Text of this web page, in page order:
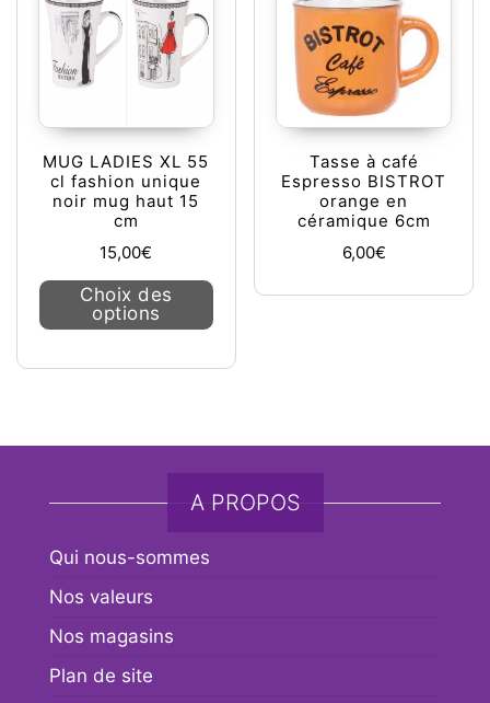
MUG LADIES XL 55
cl fashion unique
noir mug haut 15
cm
15,00€
Choix des
options
Ce produit a plusieurs variations.
Tasse à café
Espresso BISTROT
orange en
céramique 6cm
6,00€
A PROPOS
Qui nous-sommes
Nos valeurs
Nos magasins
Plan de site